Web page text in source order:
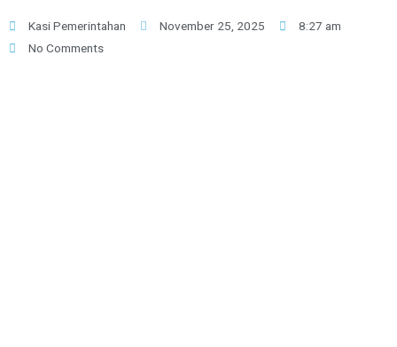
Kasi Pemerintahan November 25, 2025
8:27 am
No Comments